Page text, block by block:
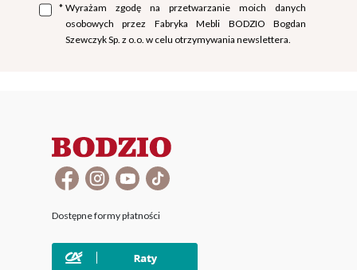
* Wyrażam zgodę na przetwarzanie moich danych
osobowych przez Fabryka Mebli BODZIO Bogdan
Szewczyk Sp. z o.o. w celu otrzymywania newslettera.
Dostępne formy płatności